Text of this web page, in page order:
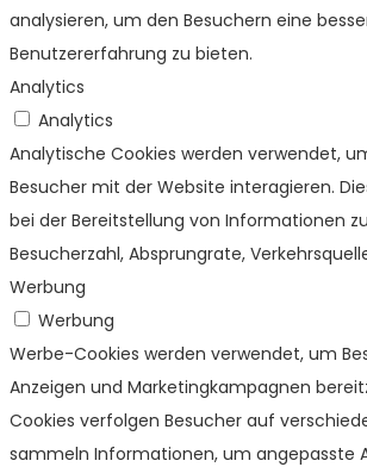
analysieren, um den Besuchern eine
Benutzererfahrung zu bieten.
Analytics
Analytics
Analytische Cookies werden verwendet,
Besucher mit der Website interagieren.
bei der Bereitstellung von Informationen
Besucherzahl, Absprungrate,
Werbung
Werbung
Werbe-Cookies werden verwendet, um
Anzeigen und Marketingkampagnen
Cookies verfolgen Besucher auf
sammeln Informationen, um angepasste